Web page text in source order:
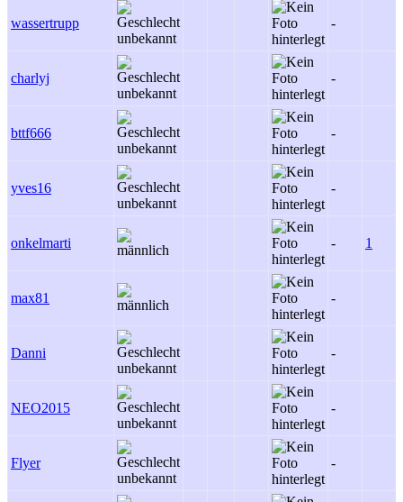
wassertrupp -
charlyj -
bttf666 -
yves16 -
onkelmarti - 1
max81 -
Danni -
NEO2015 -
Flyer -